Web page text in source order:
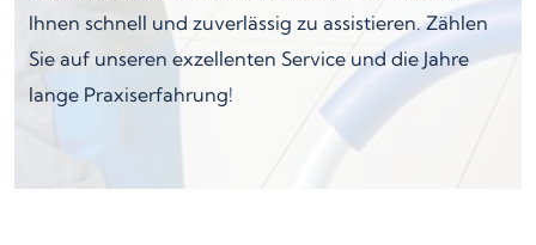
Ihnen schnell und zuverlässig zu assistieren. Zählen
Sie auf unseren exzellenten Service und die Jahre
lange Praxiserfahrung!